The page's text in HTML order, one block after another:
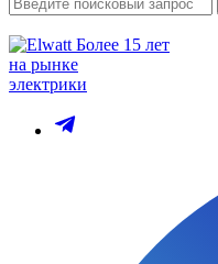
Более 15 лет
на рынке
электрики